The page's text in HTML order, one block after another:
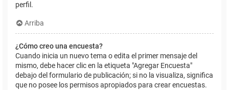
perfil.
Arriba
¿Cómo creo una encuesta?
Cuando inicia un nuevo tema o edita el primer mensaje del
mismo, debe hacer clic en la etiqueta "Agregar Encuesta"
debajo del formulario de publicación; si no la visualiza, significa
que no posee los permisos apropiados para crear encuestas.